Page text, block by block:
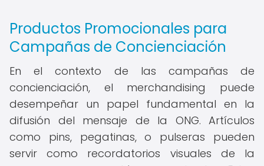
Productos Promocionales para
Campañas de Concienciación
En el contexto de las campañas de
concienciación, el merchandising puede
desempeñar un papel fundamental en la
difusión del mensaje de la ONG. Artículos
como pins, pegatinas, o pulseras pueden
servir como recordatorios visuales de la